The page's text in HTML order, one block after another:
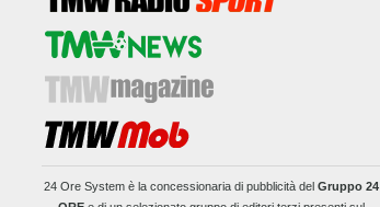
24 Ore Systemè la concessionaria di pubblicità del Gruppo 24